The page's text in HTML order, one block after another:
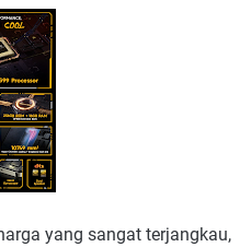
yang sangat terjangkau,